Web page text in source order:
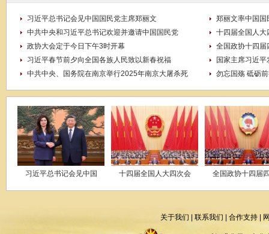
习近平总书记会见中国国民党主席郑丽文
郑丽文率中国国
中共中央和习近平总书记欢迎并邀请中国国民党
十四届全国人大
政协大会定于今日下午3时开幕
全国政协十四届
习近平春节前夕向全国各族人民致以新春祝福
国家主席习近
中共中央、国务院在南京举行2025年南京大屠杀死
勿忘国殇 砥砺
习近平总书记会见中国 十四届全国人大四次会 全国政协十四届
关于我们 联系我们 合作支持|